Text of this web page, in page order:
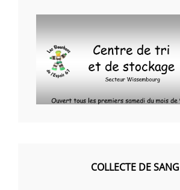
COLLECTE DE SANG